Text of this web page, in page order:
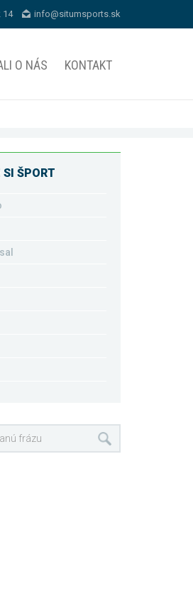
14 info@situmsports.sk
O NÁS KONTAKT
SI ŠPORT